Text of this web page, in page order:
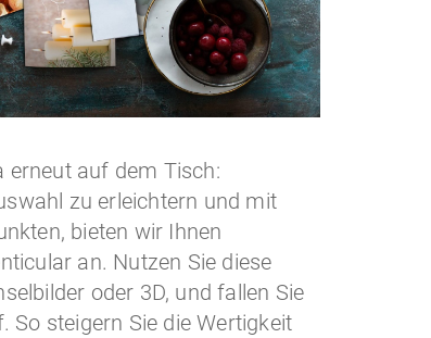
erneut auf dem Tisch:
zu erleichtern und mit
bieten wir Ihnen
an. Nutzen Sie diese
oder 3D, und fallen Sie
steigern Sie die Wertigkeit